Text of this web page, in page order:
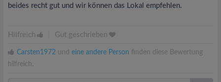
beides recht gut und wir können das Lokal empfehlen.
Hilfreich Gut geschrieben
Carsten1972 und eine andere Person finden diese Bewertung
hilfreich.